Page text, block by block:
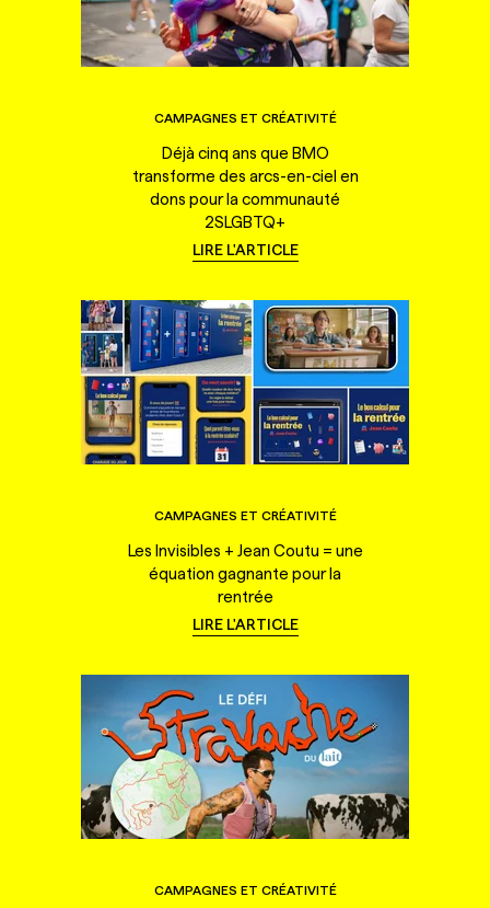
CAMPAGNES ET CRÉATIVITÉ
Déjà cinq ans que BMO
transforme des arcs-en-ciel en
dons pour la communauté
2SLGBTQ+
LIRE L'ARTICLE
CAMPAGNES ET CRÉATIVITÉ
Les Invisibles + Jean Coutu = une
équation gagnante pour la
rentrée
LIRE L'ARTICLE
CAMPAGNES ET CRÉATIVITÉ